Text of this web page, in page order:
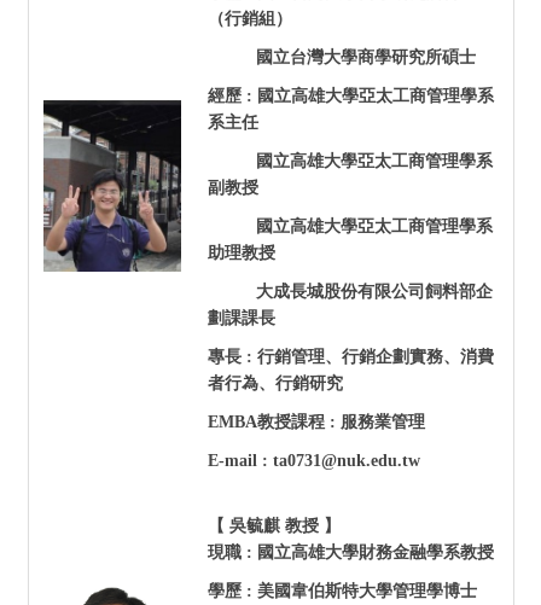
（行銷組）
國立台灣大學商學研究所碩士
經歷 : 國立高雄大學亞太工商管理學系
系主任
國立高雄大學亞太工商管理學系
副教授
國立高雄大學亞太工商管理學系
助理教授
大成長城股份有限公司飼料部企
劃課課長
專長 : 行銷管理、行銷企劃實務、消費
者行為、行銷研究
EMBA教授課程 : 服務業管理
E-mail : ta0731@nuk.edu.tw
【 吳毓麒 教授 】
現職 : 國立高雄大學財務金融學系教授
學歷 : 美國韋伯斯特大學管理學博士